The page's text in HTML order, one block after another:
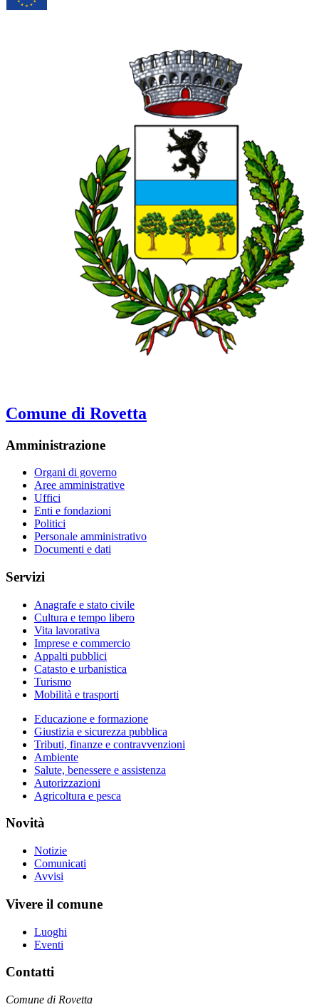
Comune di Rovetta
Amministrazione
Organi di governo
Aree amministrative
Uffici
Enti e fondazioni
Politici
Personale amministrativo
Documenti e dati
Servizi
Anagrafe e stato civile
Cultura e tempo libero
Vita lavorativa
Imprese e commercio
Appalti pubblici
Catasto e urbanistica
Turismo
Mobilità e trasporti
Educazione e formazione
Giustizia e sicurezza pubblica
Tributi, finanze e contravvenzioni
Ambiente
Salute, benessere e assistenza
Autorizzazioni
Agricoltura e pesca
Novità
Notizie
Comunicati
Avvisi
Vivere il comune
Luoghi
Eventi
Contatti
Comune di Rovetta